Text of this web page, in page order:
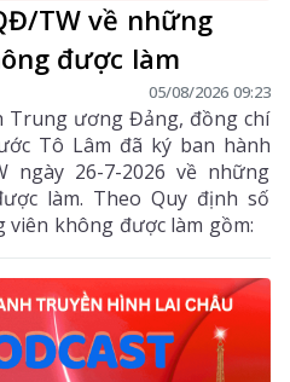
TW về những
được làm
05/08/2026 09:23
Trung ương Đảng, đồng chí
Tô Lâm đã ký ban hành
ngày 26-7-2026 về những
làm. Theo Quy định số
viên không được làm gồm: